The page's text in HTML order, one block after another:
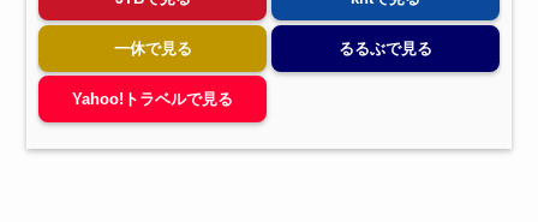
一休で見る るるぶで見る
Yahoo!トラベルで見る